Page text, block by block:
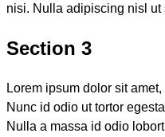
nisi. Nulla adipiscing nisl ut
Section 3
Lorem ipsum dolor sit
Nunc id odio ut tortor
Nulla a massa id odio